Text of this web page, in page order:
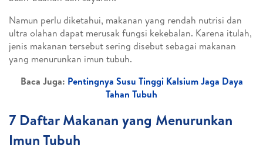
Namun perlu diketahui, makanan yang rendah nutrisi dan
ultra olahan dapat merusak fungsi kekebalan. Karena itulah,
jenis makanan tersebut sering disebut sebagai makanan
yang menurunkan imun tubuh.
Baca Juga: Pentingnya Susu Tinggi Kalsium Jaga Daya
Tahan Tubuh
7 Daftar Makanan yang Menurunkan
Imun Tubuh